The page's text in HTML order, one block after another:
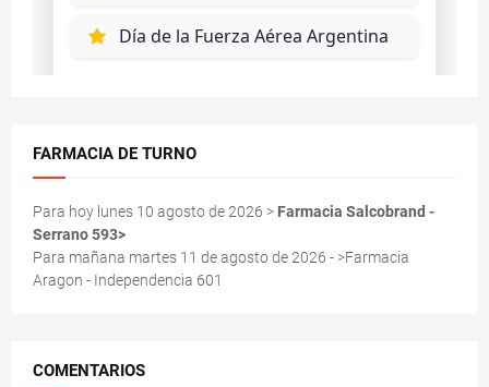
FARMACIA DE TURNO
Para hoy lunes 10 agosto de 2026 > Farmacia Salcobrand -
Serrano 593>
Para mañana martes 11 de agosto de 2026 - >Farmacia
Aragon - Independencia 601
COMENTARIOS